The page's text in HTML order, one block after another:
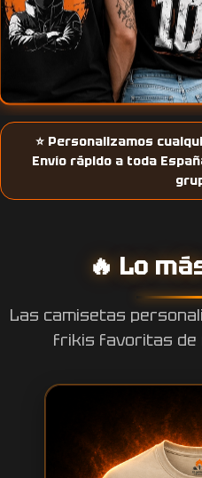
PERSONALIZA
TU CAMISETA
PERSONALIZAR AHORA
⭐ Personalizamos
Envío rápido a toda
🔥 Lo
Las camisetas
frikis favoritas de